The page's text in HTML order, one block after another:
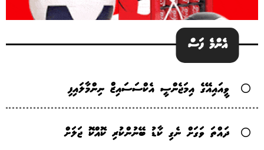
އެންމެ ފަސް
ވީއައިއޭގެ އިމަޖެންސީ އެކްސަސައިޒް ނިންމާލައިފި
ދައްތަ ވަގަށް ނެގި ކާޑު ބޭނުންކުރި ކޮއްކޮ ޖަލަށް